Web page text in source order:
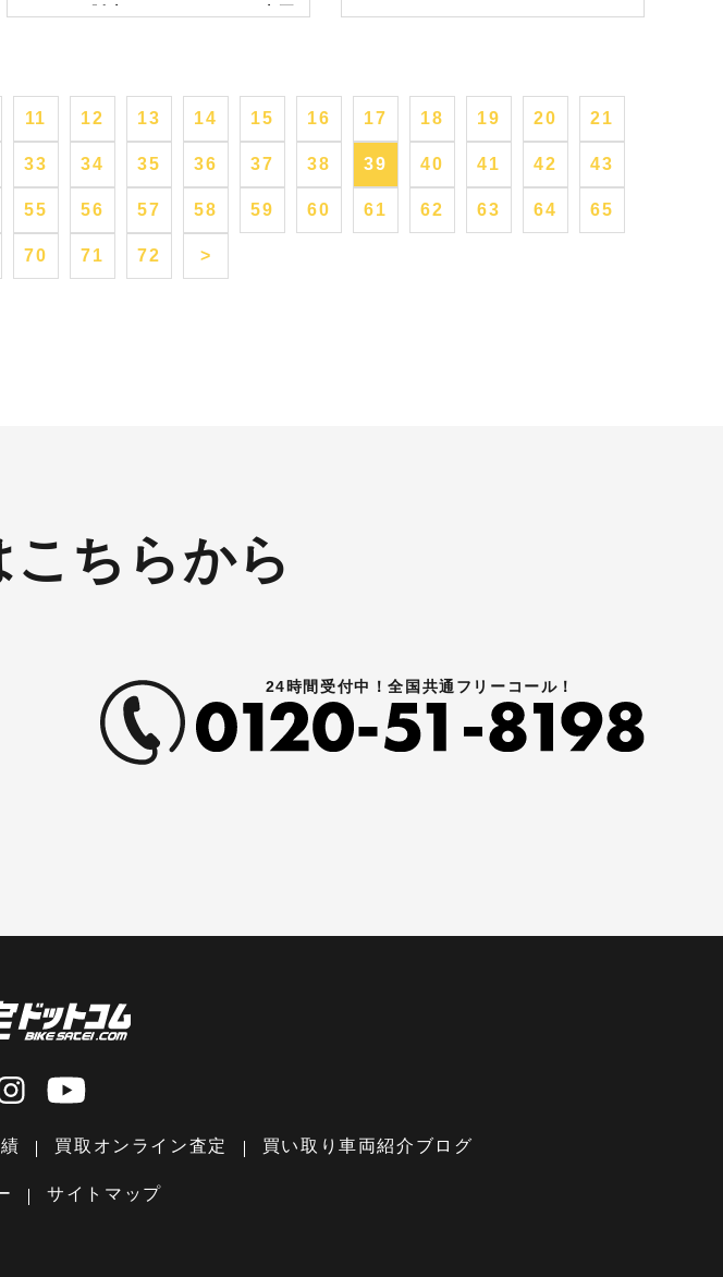
取をさせて頂きました。
——————– 現在LINE・HP・
FB・Instagramからご依頼のお客
様にAmazonギフトカード１万分を
進呈しております！ さらに特典とし
て↓↓↓ 現在バイク査定ドットコムで
はキャンペーンとして次回Amazon
ギフトカード1万円分が必ずもらえ
HP・FB・Instagramからご依頼の
ムではキャンペーンとして次回
Amazonギフトカード1万円分が必
中です。2台目から半永続的に使え
ります。無事成約しましたら
Amazonギフト券を贈呈致しま
11 12 13 14 15 16 17 18 19 20 21
33 34 35 36 37 38 39 40 41 42 43
55 56 57 58 59 60 61 62 63 64 65
70 71 72 >
ちらから
24時間受付中！全国共通フリーコール！
買取オンライン査定 買い取り車両紹介ブログ
サイトマップ